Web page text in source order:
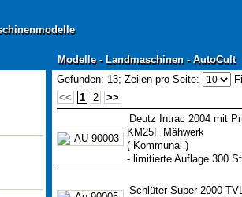
Modelle - Landmaschinen - AutoCult
Modelle - Landmaschinen - AutoCult
Gefunden: 13; Zeilen pro Seite:
<<
1 2
>>
Deutz Intrac 2004 mit
KM25F Mähwerk
( Kommunal )
- limitierte Auflage 300
Schlüter Super 2000